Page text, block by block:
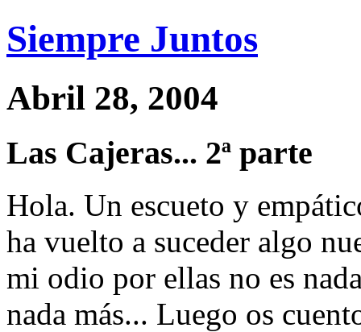
Siempre Juntos
Abril 28, 2004
Las Cajeras... 2ª parte
Hola. Un escueto y
ha vuelto a suceder algo
mi odio por ellas no es
nada más... Luego os